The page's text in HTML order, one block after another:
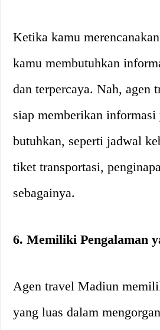
Ketika kamu
kamu membutuhkan
dan terpercaya. Nah, agen
siap memberikan informasi
butuhkan, seperti jadwal
tiket transportasi,
sebagainya.
6. Memiliki Pengalaman
Agen travel Madiun
yang luas dalam